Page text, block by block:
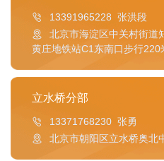
13391965228 张洪段
北京市海淀区中关村街道
黄庄地铁站C1东南口步行220
立水桥分部
13371768230 张勇
北京市朝阳区立水桥奥北